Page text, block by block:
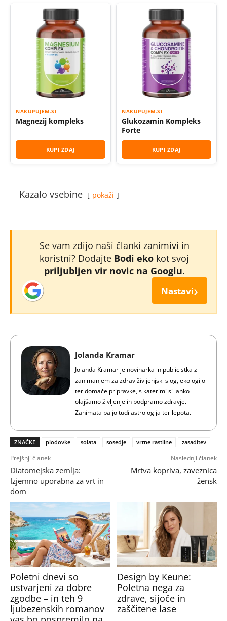
NAKUPUJEM.SI
Magnezij kompleks
KUPI ZDAJ
NAKUPUJEM.SI
Glukozamin Kompleks
Forte
KUPI ZDAJ
Kazalo vsebine pokaži
Se vam zdijo naši članki zanimivi in
koristni? Dodajte Bodi eko kot svoj
priljubljen vir novic na Googlu.
Nastavi›
Jolanda Kramar
Jolanda Kramar je novinarka in publicistka z
zanimanjem za zdrav življenjski slog, ekologijo
ter domače pripravke, s katerimi si lahko
olajšamo življenje in podpramo zdravje.
Zanimata pa jo tudi astrologija ter lepota.
ZNAČKE plodovke solata sosedje vrtne rastline zasaditev
Prejšnji članek
Diatomejska zemlja:
Izjemno uporabna za vrt in
dom
Naslednji članek
Mrtva kopriva, zaveznica
žensk
Poletni dnevi so
ustvarjeni za dobre
zgodbe – in teh 9
ljubezenskih romanov
Design by Keune:
Poletna nega za
zdrave, sijoče in
zaščitene lase